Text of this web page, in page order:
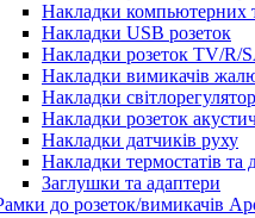
Накладки компьютерних
Накладки USB розеток
Накладки розеток TV/R/
Накладки вимикачів
Накладки
Накладки розеток
Накладки датчиків руху
Накладки термостатів та
Заглушки та адаптери
до розеток/вимикачів